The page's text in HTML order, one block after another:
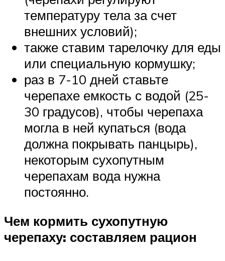
температуру тела за счет
внешних условий);
также ставим тарелочку для еды
или специальную кормушку;
раз в 7-10 дней ставьте
черепахе емкость с водой (25-
30 градусов), чтобы черепаха
могла в ней купаться (вода
должна покрывать панцырь),
некоторым сухопутным
черепахам вода нужна
постоянно.
Чем кормить сухопутную
черепаху: составляем рацион